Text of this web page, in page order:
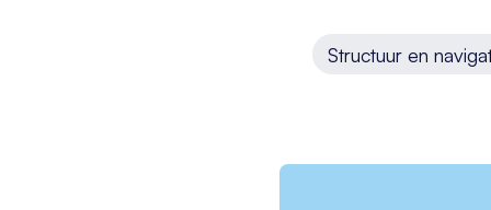
Structuur en